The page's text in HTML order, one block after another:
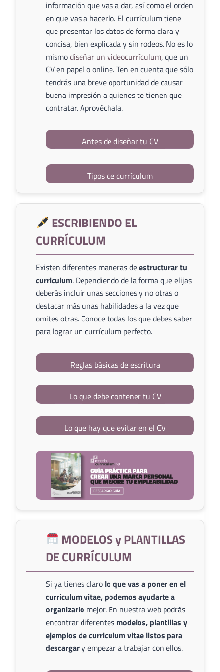
información que vas a dar, así como el orden
en que vas a hacerlo. El currículum tiene
que presentar los datos de forma clara y
concisa, bien explicada y sin rodeos. No es lo
mismodiseñar un videocurrículum, que un
CV en papel o online. Ten en cuenta que sólo
tendrás una breve oportunidad de causar
buena impresión a quienes te tienen que
contratar. Aprovéchala.
Antes de diseñar tu CV
Tipos de currículum
ESCRIBIENDO EL
CURRÍCULUM
Existen diferentes maneras deestructurar tu
curriculum. Dependiendo de la forma que elijas
deberás incluir unas secciones y no otras o
destacar más unas habilidades a la vez que
omites otras. Conoce todas los que debes saber
para lograr un currículum perfecto.
Reglas básicas de escritura
Lo que debe contener tu CV
Lo que hay que evitar en el CV
MODELOS y PLANTILLAS
DE CURRÍCULUM
Si ya tienes claro lo que vas a poner en el
curriculum vitae, podemos ayudarte a
organizarlo mejor. En nuestra web podrás
encontrar diferentes modelos, plantillas y
ejemplos de curriculum vitae listos para
descargary empezar a trabajar con ellos.